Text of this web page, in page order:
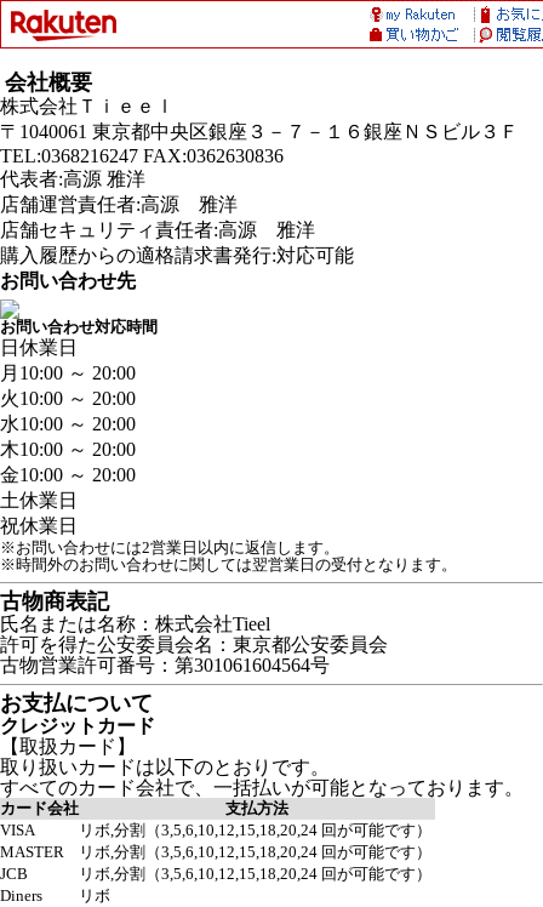
会社概要
株式会社Ｔｉｅｅｌ
〒1040061 東京都中央区銀座３－７－１６銀座ＮＳビル３Ｆ
TEL:0368216247 FAX:0362630836
代表者:高源 雅洋
店舗運営責任者:高源 雅洋
店舗セキュリティ責任者:高源 雅洋
購入履歴からの適格請求書発行:対応可能
お問い合わせ先
お問い合わせ対応時間
日 休業日
月 10:00 ～ 20:00
火10:00 ～ 20:00
水10:00 ～ 20:00
木10:00 ～ 20:00
金10:00 ～ 20:00
土休業日
祝休業日
※お問い合わせには2営業日以内に返信します。
※時間外のお問い合わせに関しては翌営業日の受付となります。
古物商表記
氏名または名称：株式会社Tieel
許可を得た公安委員会名：東京都公安委員会
古物営業許可番号：第301061604564号
お支払について
クレジットカード
【取扱カード】
取り扱いカードは以下のとおりです。
すべてのカード会社で、一括払いが可能となっております。
カード会社
支払方法
VISA
リボ,分割（3,5,6,10,12,15,18,20,24 回が可能です）
MASTER
リボ,分割（3,5,6,10,12,15,18,20,24 回が可能です）
JCB
リボ,分割（3,5,6,10,12,15,18,20,24 回が可能です）
Diners
リボ